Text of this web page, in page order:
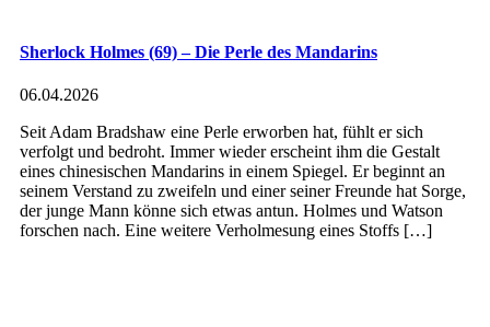
Sherlock Holmes (69) – Die Perle des Mandarins
06.04.2026
Seit Adam Bradshaw eine Perle erworben hat, fühlt er sich
verfolgt und bedroht. Immer wieder erscheint ihm die Gestalt
eines chinesischen Mandarins in einem Spiegel. Er beginnt an
seinem Verstand zu zweifeln und einer seiner Freunde hat Sorge,
der junge Mann könne sich etwas antun. Holmes und Watson
forschen nach. Eine weitere Verholmesung eines Stoffs […]